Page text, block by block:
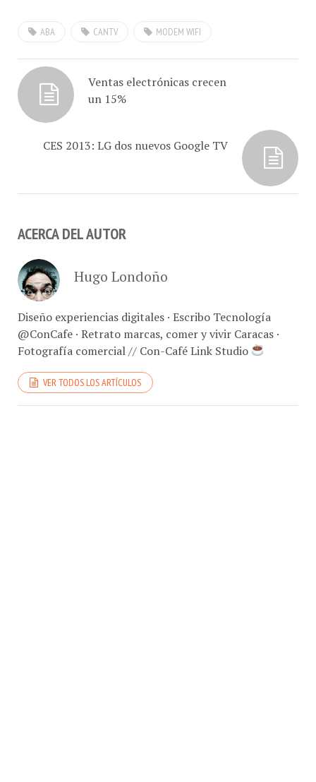
un 15%
Diseño experiencias digitales · Escribo Tecnología
@ConCafe · Retrato marcas, comer y vivir Caracas ·
Fotografía comercial // Con-Café Link Studio